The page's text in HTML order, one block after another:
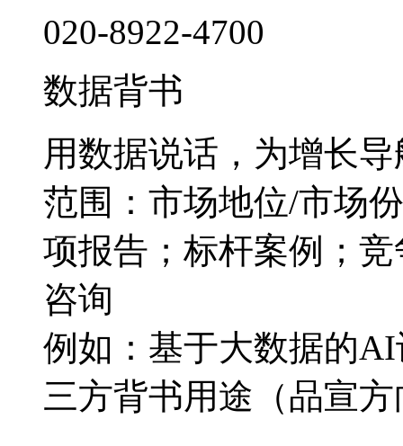
020-8922-4700
数据背书
用数据说话，为增长导
范围：市场地位/市场
项报告；标杆案例；
咨询
例如：基于大数据的
三方背书用途（品宣